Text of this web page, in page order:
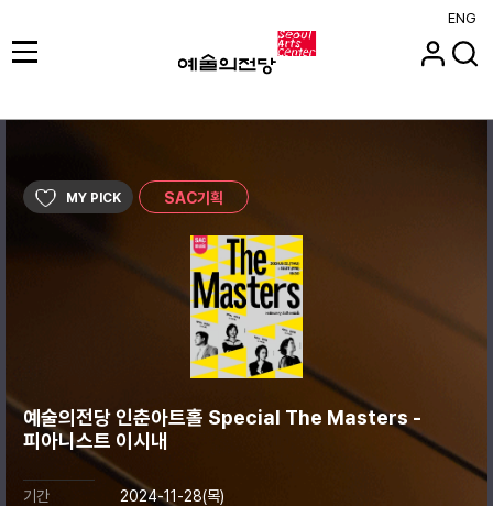
ENG
MY PICK SAC기획
예술의전당 인춘아트홀 Special The Masters -
피아니스트 이시내
기간
2024-11-28(목)